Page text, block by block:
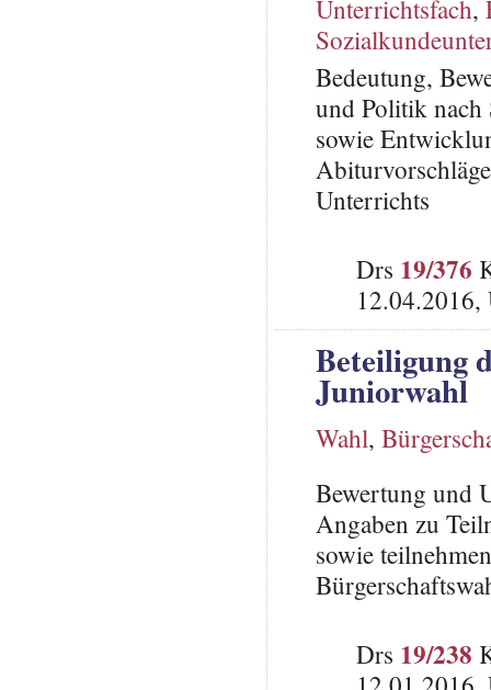
Unterrichtsfach,
Bedeutung,
und Politik nach
sowie
Unterrichts
Drs 19/376
Beteiligung
Juniorwahl
Wahl,
Bewertung und
Angaben zu
sowie
Drs 19/238